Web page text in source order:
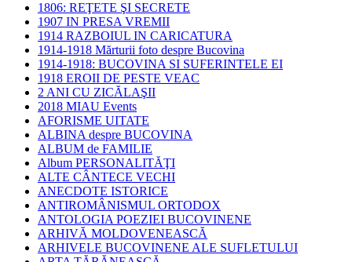
1806: REŢETE ŞI SECRETE
1907 IN PRESA VREMII
1914 RAZBOIUL IN CARICATURA
1914-1918 Mărturii foto despre Bucovina
1914-1918: BUCOVINA SI SUFERINTELE EI
1918 EROII DE PESTE VEAC
2 ANI CU ZICĂLAŞII
2018 MIAU Events
AFORISME UITATE
ALBINA despre BUCOVINA
ALBUM de FAMILIE
Album PERSONALITĂŢI
ALTE CÂNTECE VECHI
ANECDOTE ISTORICE
ANTIROMÂNISMUL ORTODOX
ANTOLOGIA POEZIEI BUCOVINENE
ARHIVĂ MOLDOVENEASCĂ
ARHIVELE BUCOVINENE ALE SUFLETULUI